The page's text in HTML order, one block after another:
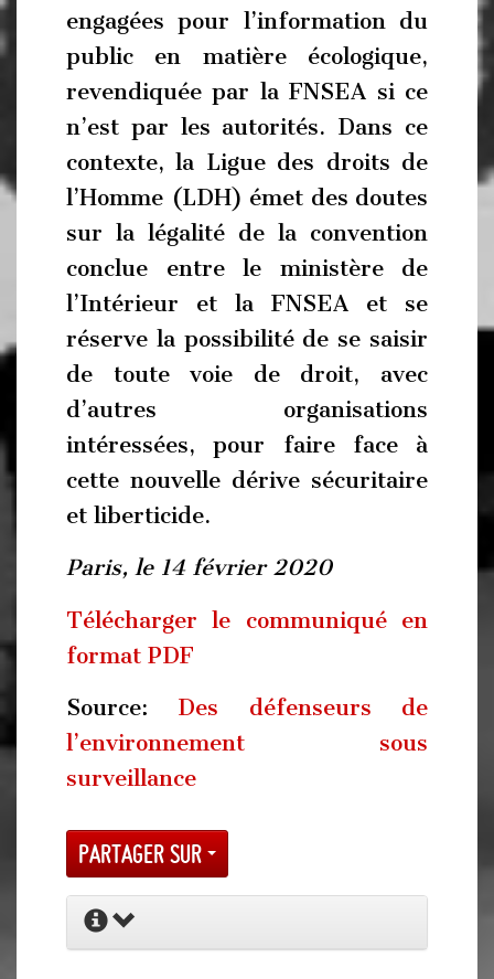
engagées pour l’information du
public en matière écologique,
revendiquée par la FNSEA si ce
n’est par les autorités. Dans ce
contexte, la Ligue des droits de
l’Homme (LDH) émet des doutes
sur la légalité de la convention
conclue entre le ministère de
l’Intérieur et la FNSEA et se
réserve la possibilité de se saisir
de toute voie de droit, avec
d’autres organisations
intéressées, pour faire face à
cette nouvelle dérive sécuritaire
et liberticide.
Paris, le 14 février 2020
Télécharger le communiqué en
format PDF
Source: Des défenseurs de
l’environnement sous
surveillance
Partager sur